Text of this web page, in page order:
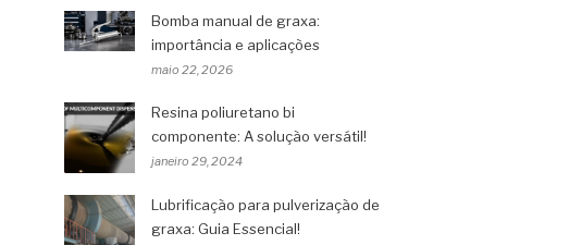
Bomba manual de graxa:
importância e aplicações
maio 22, 2026
Resina poliuretano bi
componente: A solução versátil!
janeiro 29, 2024
Lubrificação para pulverização de
graxa: Guia Essencial!